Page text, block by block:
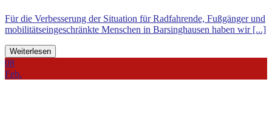
Für die Verbesserung der Situation für Radfahrende, Fußgänger und
mobilitätseingeschränkte Menschen in Barsinghausen haben wir [...]
Weiterlesen
08
Feb.